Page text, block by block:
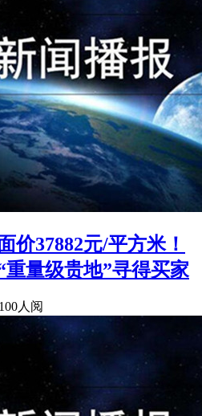
价37882元/平方米！
重量级贵地”寻得买家
100人阅